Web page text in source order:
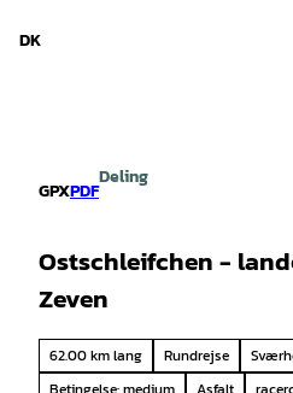
DK
GPXPDF
Deling
Ostschleifchen -
Zeven
62.00 km lang Rundrejse